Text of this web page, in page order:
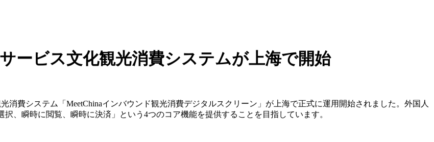
ービス文化観光消費システムが上海で開始
消費システム「MeetChinaインバウンド観光消費デジタルスクリーン」が上海で正式に運用開始されました。外国人
、瞬時に閲覧、瞬時に決済」という4つのコア機能を提供することを目指しています。